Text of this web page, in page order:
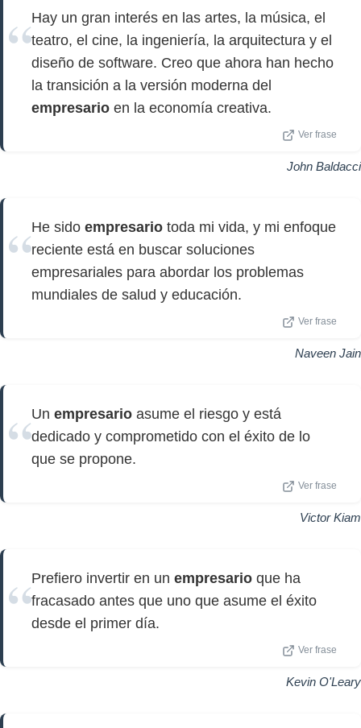
Hay un gran interés en las artes, la música, el
teatro, el cine, la ingeniería, la arquitectura y el
diseño de software. Creo que ahora han hecho
la transición a la versión moderna del
empresario en la economía creativa.
Ver frase
John Baldacci
He sido empresario toda mi vida, y mi enfoque
reciente está en buscar soluciones
empresariales para abordar los problemas
mundiales de salud y educación.
Ver frase
Naveen Jain
Un empresario asume el riesgo y está
dedicado y comprometido con el éxito de lo
que se propone.
Ver frase
Victor Kiam
Prefiero invertir en un empresario que ha
fracasado antes que uno que asume el éxito
desde el primer día.
Ver frase
Kevin O'Leary